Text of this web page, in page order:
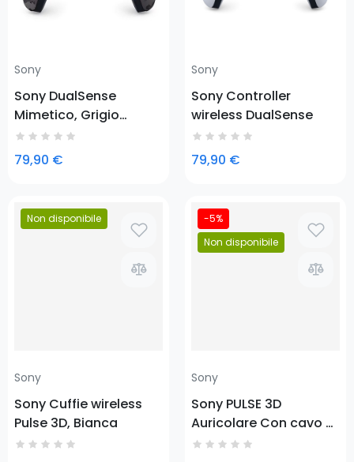
Sony
Sony DualSense
Mimetico, Grigio
Bluetooth Gamepad
Analogico/Digitale
Android, MAC, PC,
79,90 €
Sony
Sony Controller
wireless DualSense
79,90 €
Non disponibile
Sony
Sony Cuffie wireless
Pulse 3D, Bianca
-5%
Non disponibile
Sony
Sony PULSE 3D
Auricolare Con cavo e
senza cavo A